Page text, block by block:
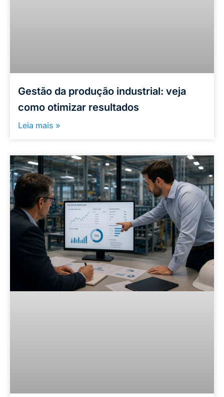
Gestão da produção industrial: veja
como otimizar resultados
Leia mais »